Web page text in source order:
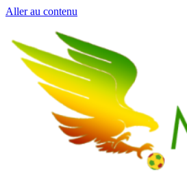
Aller au contenu